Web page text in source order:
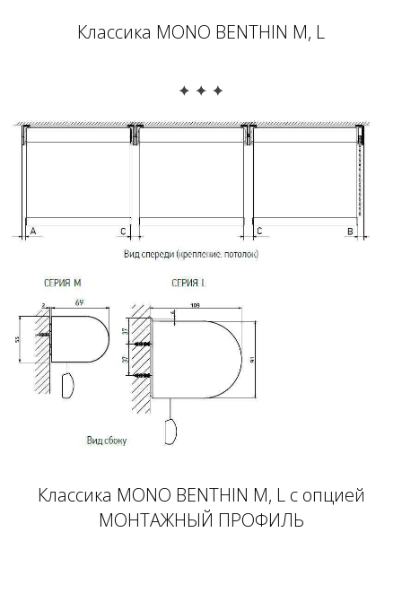
Классика MONO BENTHIN M, L
Классика MONO BENTHIN M, L с опцией
МОНТАЖНЫЙ ПРОФИЛЬ